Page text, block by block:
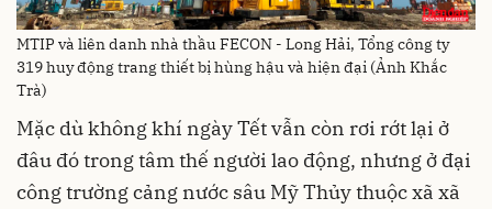
MTIP và liên danh nhà thầu FECON - Long Hải, Tổng công ty
319 huy động trang thiết bị hùng hậu và hiện đại (Ảnh Khắc
Trà)
Mặc dù không khí ngày Tết vẫn còn rơi rớt lại ở
đâu đó trong tâm thế người lao động, nhưng ở đại
công trường cảng nước sâu Mỹ Thủy thuộc xã xã